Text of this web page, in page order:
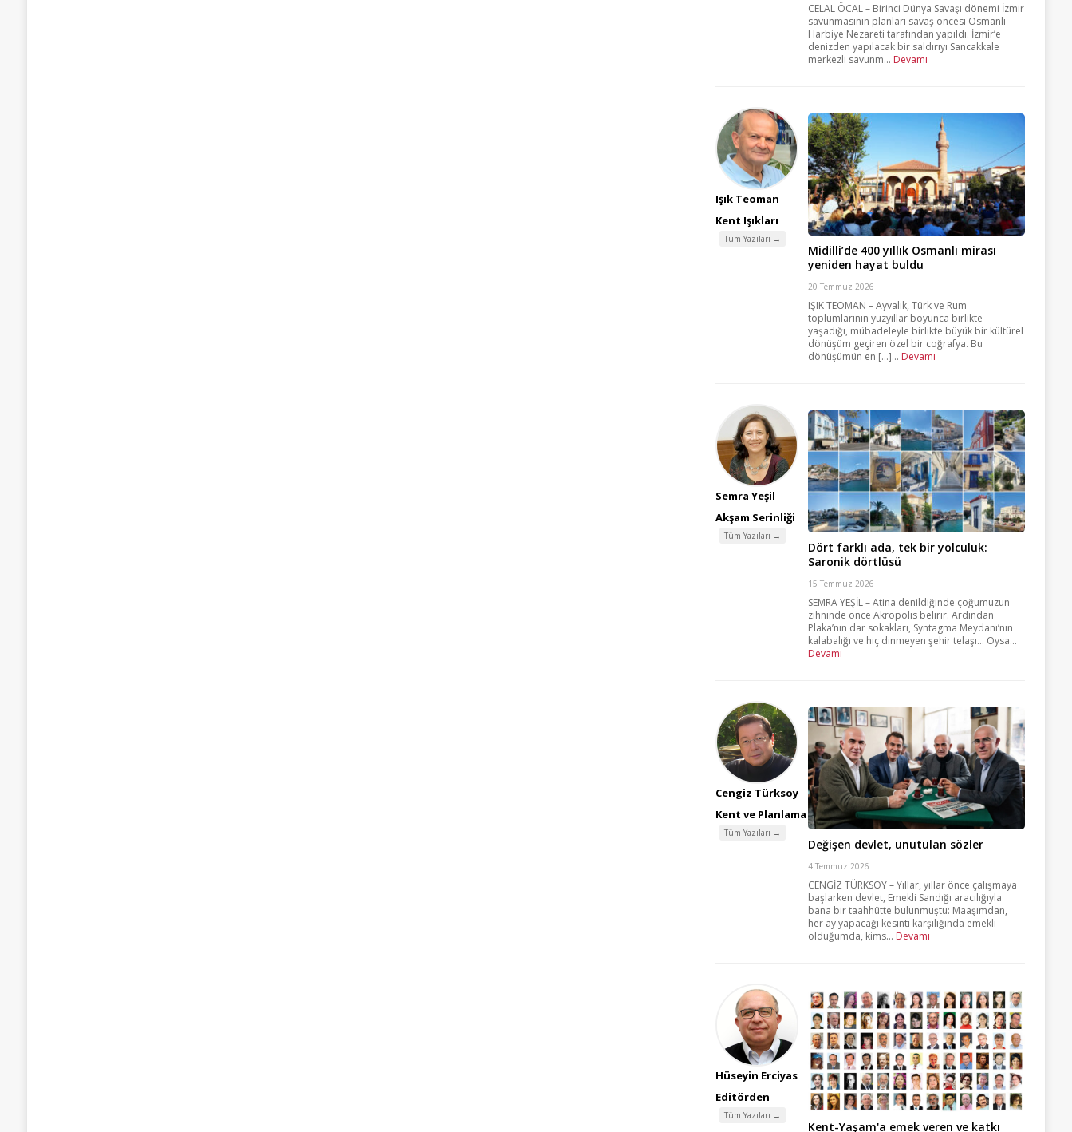
CELAL ÖCAL – Birinci Dünya Savaşı dönemi İzmir
savunmasının planları savaş öncesi Osmanlı
Harbiye Nezareti tarafından yapıldı. İzmir’e
denizden yapılacak bir saldırıyı Sancakkale
merkezli savunm... Devamı
Işık Teoman
Kent Işıkları
Tüm Yazıları →
Midilli’de 400 yıllık Osmanlı mirası
yeniden hayat buldu
20 Temmuz 2026
IŞIK TEOMAN – Ayvalık, Türk ve Rum
toplumlarının yüzyıllar boyunca birlikte
yaşadığı, mübadeleyle birlikte büyük bir kültürel
dönüşüm geçiren özel bir coğrafya. Bu
dönüşümün en [...]... Devamı
Semra Yeşil
Akşam Serinliği
Tüm Yazıları →
Dört farklı ada, tek bir yolculuk:
Saronik dörtlüsü
15 Temmuz 2026
SEMRA YEŞİL – Atina denildiğinde çoğumuzun
zihninde önce Akropolis belirir. Ardından
Plaka’nın dar sokakları, Syntagma Meydanı’nın
kalabalığı ve hiç dinmeyen şehir telaşı… Oysa...
Devamı
Cengiz Türksoy
Kent ve Planlama
Tüm Yazıları →
Değişen devlet, unutulan sözler
4 Temmuz 2026
CENGİZ TÜRKSOY – Yıllar, yıllar önce çalışmaya
başlarken devlet, Emekli Sandığı aracılığıyla
bana bir taahhütte bulunmuştu: Maaşımdan,
her ay yapacağı kesinti karşılığında emekli
olduğumda, kims... Devamı
Hüseyin Erciyas
Editörden
Tüm Yazıları →
Kent-Yaşam'a emek veren ve katkı